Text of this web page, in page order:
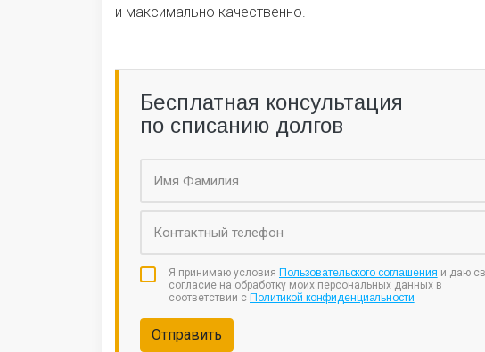
и максимально качественно.
Бесплатная консультация
по списанию долгов
Я принимаю условия Пользовательского соглашения и даю
согласие на обработку моих персональных данных в
соответствии с Политикой конфиденциальности
Отправить